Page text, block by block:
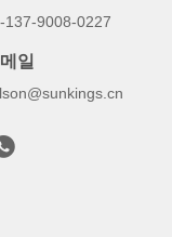
137-9008-0227
일